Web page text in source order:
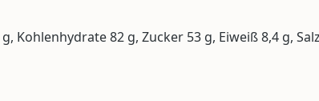
Kohlenhydrate 82 g, Zucker 53 g, Eiweiß 8,4 g,